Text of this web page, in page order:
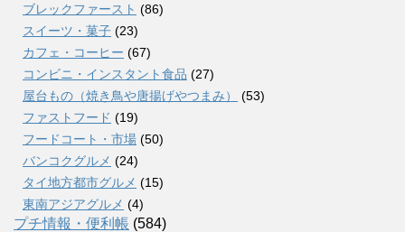
ブレックファースト (86)
スイーツ・菓子 (23)
カフェ・コーヒー (67)
コンビニ・インスタント食品 (27)
屋台もの（焼き鳥や唐揚げやつまみ）
(53)
ファストフード (19)
フードコート・市場 (50)
バンコクグルメ (24)
タイ地方都市グルメ (15)
東南アジアグルメ (4)
プチ情報・便利帳 (584)